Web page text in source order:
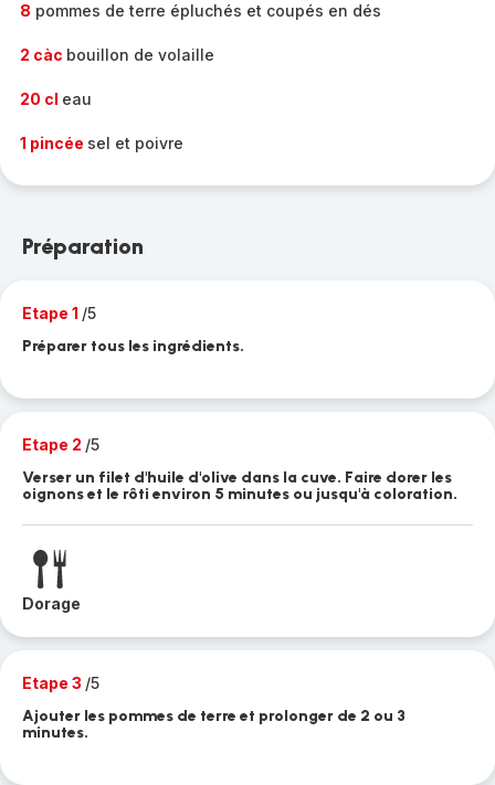
8 pommes de terre épluchés et coupés en dés
2 càc bouillon de volaille
20 cl eau
1 pincée sel et poivre
Préparation
Etape 1 /5
Préparer tous les ingrédients.
Etape 2 /5
Verser un filet d'huile d'olive dans la cuve. Faire dorer les
oignons et le rôti environ 5 minutes ou jusqu'à coloration.
Dorage
Etape 3 /5
Ajouter les pommes de terre et prolonger de 2 ou 3
minutes.